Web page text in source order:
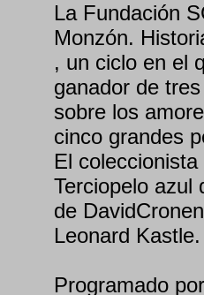
La Fundación
Monzón.
, un ciclo en el
ganador de
sobre los
cinco grandes
El
Terciopelo azul
de
Leonard Kastle.
Programado